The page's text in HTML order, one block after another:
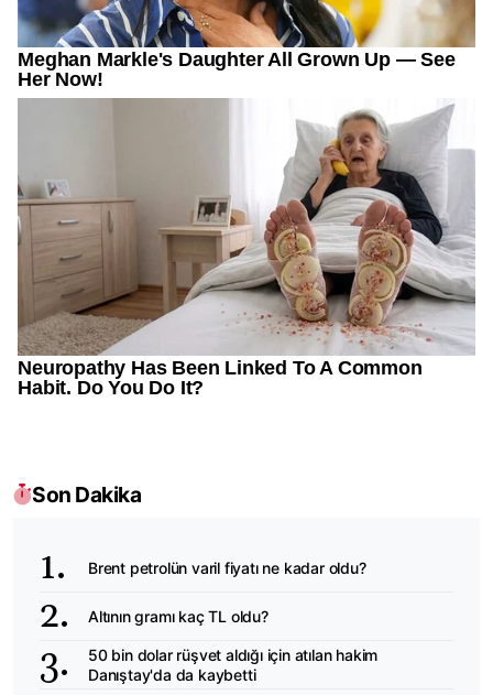
Son Dakika
Brent petrolün varil fiyatı ne kadar oldu?
Altının gramı kaç TL oldu?
50 bin dolar rüşvet aldığı için atılan hakim
Danıştay'da da kaybetti